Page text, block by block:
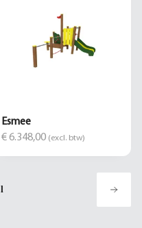
Esmee
€ 6.348,00 (excl. btw)
1